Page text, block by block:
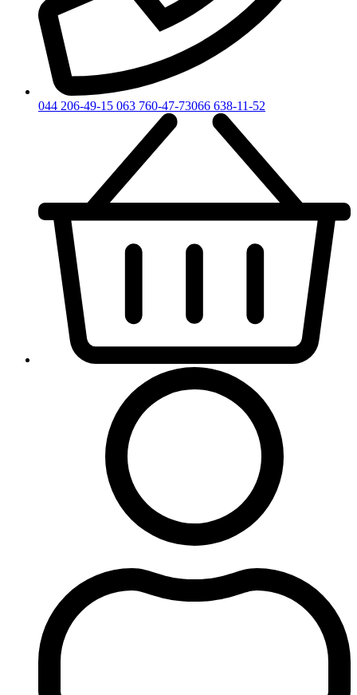
044 206-49-15 063 760-47-73066 638-11-52